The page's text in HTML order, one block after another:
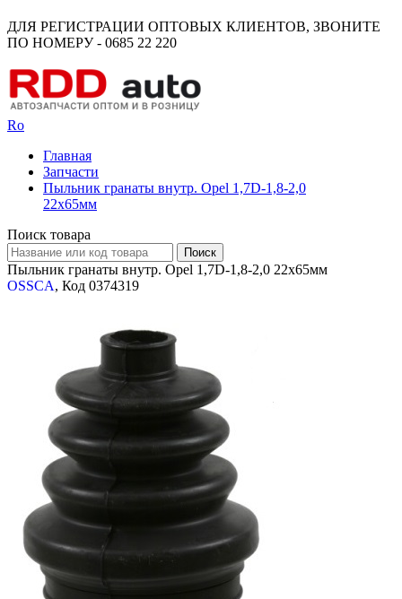
ДЛЯ РЕГИСТРАЦИИ ОПТОВЫХ КЛИЕНТОВ, ЗВОНИТЕ
ПО НОМЕРУ - 0685 22 220
Ro
Главная
Запчасти
Пыльник гранаты внутр. Opel 1,7D-1,8-2,0
22x65мм
Поиск товара
Пыльник гранаты внутр. Opel 1,7D-1,8-2,0 22x65мм
OSSCA, Код 0374319